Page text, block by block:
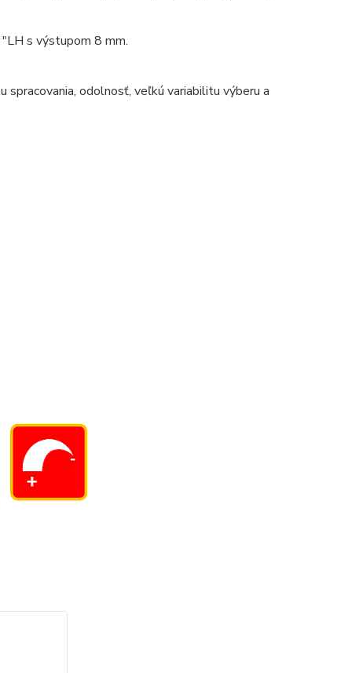
s výstupom 8 mm.
odolnosť, veľkú variabilitu výberu a